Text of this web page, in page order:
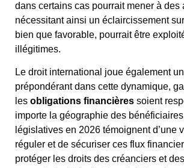
dans certains cas pourrait mener à des
nécessitant ainsi un éclaircissement
bien que favorable, pourrait être
illégitimes.
Le droit international joue également
prépondérant dans cette dynamique,
les obligations financières soient
importe la géographie des
législatives en 2026 témoignent d’une
réguler et de sécuriser ces flux
protéger les droits des créanciers et